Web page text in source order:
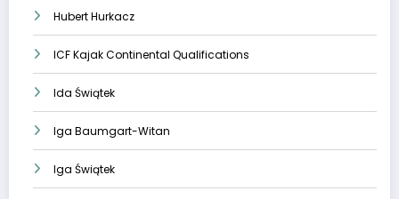
Hubert Hurkacz
ICF Kajak Continental Qualifications
Ida Świątek
Iga Baumgart-Witan
Iga Świątek